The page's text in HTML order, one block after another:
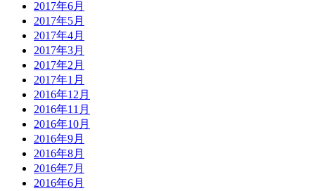
2017年6月
2017年5月
2017年4月
2017年3月
2017年2月
2017年1月
2016年12月
2016年11月
2016年10月
2016年9月
2016年8月
2016年7月
2016年6月